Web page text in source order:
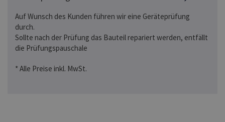
Auf Wunsch des Kunden führen wir eine Geräteprüfung
durch.
Sollte nach der Prüfung das Bauteil repariert werden, entfällt
die Prüfungspauschale
* Alle Preise inkl. MwSt.